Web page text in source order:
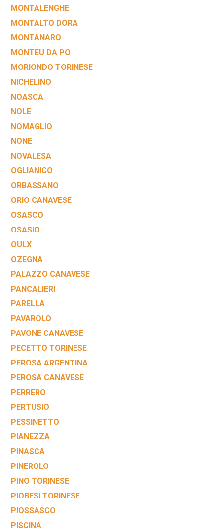
MONTALENGHE
MONTALTO DORA
MONTANARO
MONTEU DA PO
MORIONDO TORINESE
NICHELINO
NOASCA
NOLE
NOMAGLIO
NONE
NOVALESA
OGLIANICO
ORBASSANO
ORIO CANAVESE
OSASCO
OSASIO
OULX
OZEGNA
PALAZZO CANAVESE
PANCALIERI
PARELLA
PAVAROLO
PAVONE CANAVESE
PECETTO TORINESE
PEROSA ARGENTINA
PEROSA CANAVESE
PERRERO
PERTUSIO
PESSINETTO
PIANEZZA
PINASCA
PINEROLO
PINO TORINESE
PIOBESI TORINESE
PIOSSASCO
PISCINA